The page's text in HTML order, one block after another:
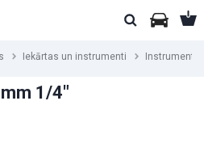
Iekārtas un instrumenti Instrumenti
1/4"